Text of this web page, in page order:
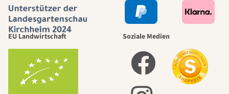
EU Landwirtschaft Soziale Medien